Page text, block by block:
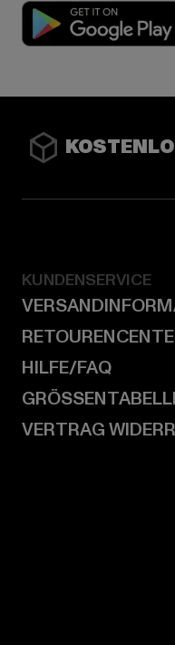
KUNDENSERVICE
HILFE/FAQ
GRÖSSENTABELLE
VERTRAG